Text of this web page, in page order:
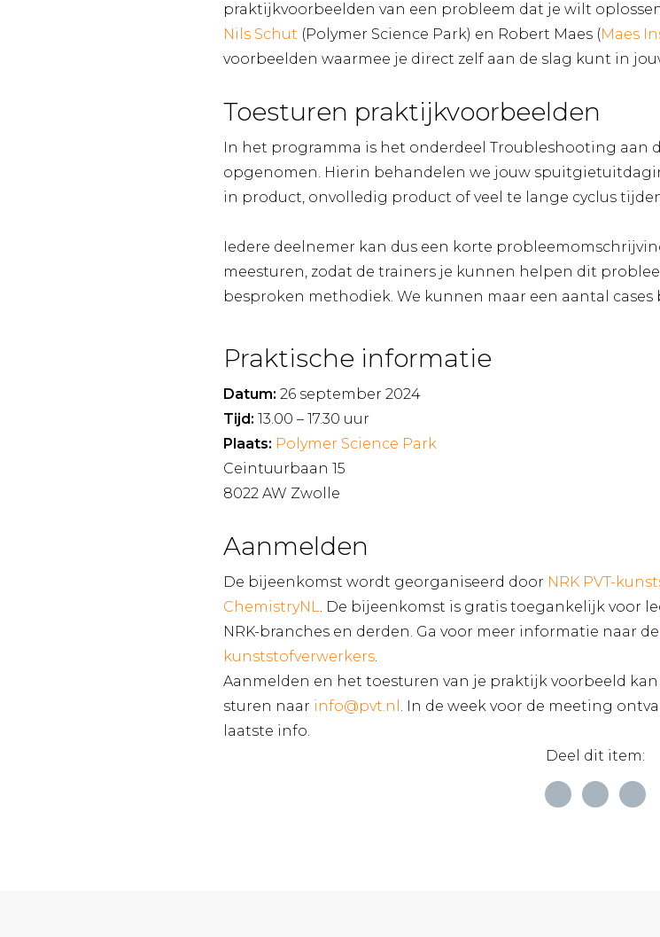
praktijkvoorbeelden van een probleem dat je wilt
Nils Schut (Polymer Science Park) en Robert Maes (Maes
voorbeelden waarmee je direct zelf aan de slag kunt in
Toesturen praktijkvoorbeelden
In het programma is het onderdeel Troubleshooting aan
opgenomen. Hierin behandelen we jouw
in product, onvolledig product of veel te lange cyclus
Iedere deelnemer kan dus een korte
meesturen, zodat de trainers je kunnen helpen dit
besproken methodiek. We kunnen maar een aantal
Praktische informatie
Datum: 26 september 2024
Tijd: 13.00 – 17.30 uur
Plaats: Polymer Science Park
Ceintuurbaan 15
8022 AW Zwolle
Aanmelden
De bijeenkomst wordt georganiseerd door NRK PVT-
ChemistryNL. De bijeenkomst is gratis toegankelijk voor
NRK-branches en derden. Ga voor meer informatie naar de
kunststofverwerkers.
Aanmelden en het toesturen van je praktijk voorbeeld
sturen naar info@pvt.nl . In de week voor de meeting
laatste info.
Deel dit item: